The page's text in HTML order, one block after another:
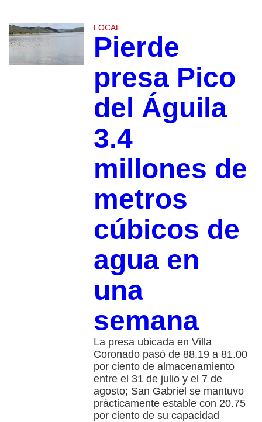
LOCAL
Pierde
presa Pico
del Águila
3.4
millones de
metros
cúbicos de
agua en
una
semana
La presa ubicada en Villa
Coronado pasó de 88.19 a 81.00
por ciento de almacenamiento
entre el 31 de julio y el 7 de
agosto; San Gabriel se mantuvo
prácticamente estable con 20.75
por ciento de su capacidad